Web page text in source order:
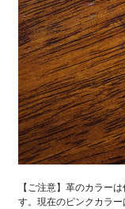
【ご注意】革のカラー
す。現在のピンクカラ